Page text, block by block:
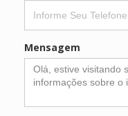
Mensagem